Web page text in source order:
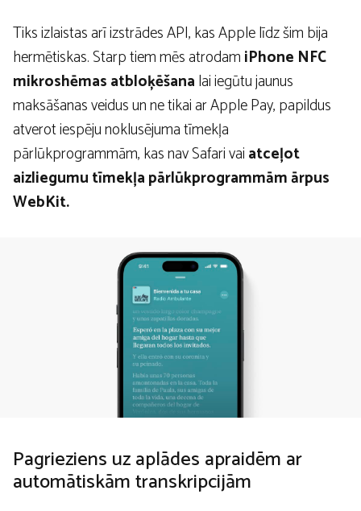
Tiks izlaistas arī izstrādes API, kas Apple līdz šim bija
hermētiskas. Starp tiem mēs atrodamiPhone NFC
mikroshēmas atbloķēšanalai iegūtu jaunus
maksāšanas veidus un ne tikai ar Apple Pay, papildus
atverot iespēju noklusējuma tīmekļa
pārlūkprogrammām, kas nav Safari vaiatceļot
aizliegumu tīmekļa pārlūkprogrammām ārpus
WebKit.
Pagrieziens uz aplādes apraidēm ar
automātiskām transkripcijām